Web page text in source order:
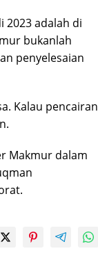
2023 adalah di
bukanlah
penyelesaian
Kalau pencairan
Makmur dalam